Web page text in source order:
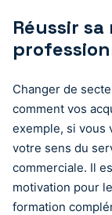
Réussir
Changer de
comment vos
exemple, si vous
votre sens du
commerciale. Il
motivation pour
formation